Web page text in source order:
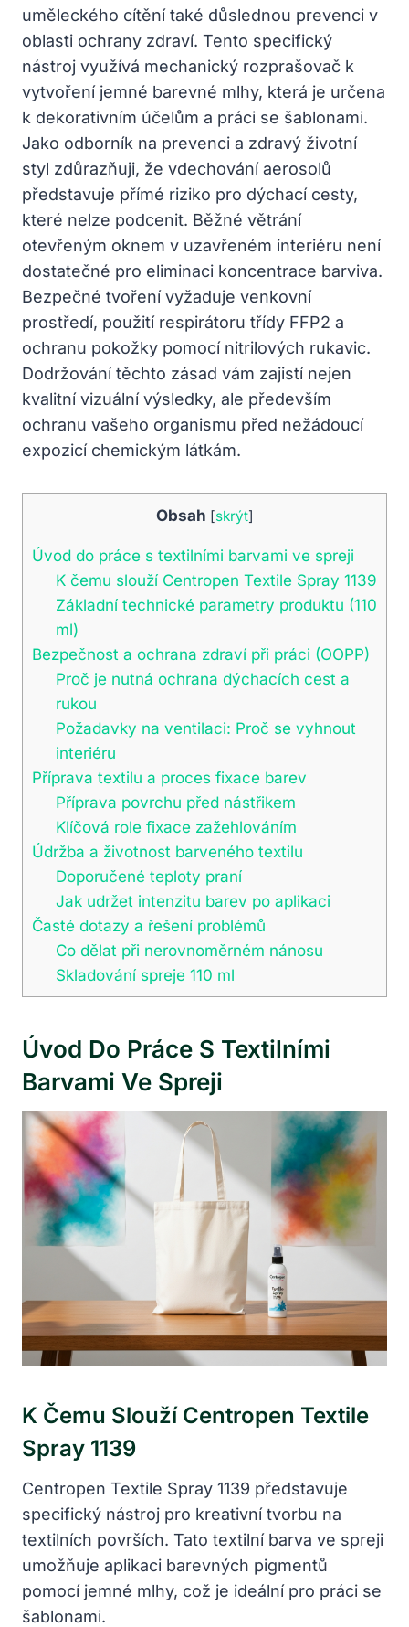
uměleckého cítění také důslednou prevenci v
oblasti ochrany zdraví. Tento specifický
nástroj využívá mechanický rozprašovač k
vytvoření jemné barevné mlhy, která je určena
k dekorativním účelům a práci se šablonami.
Jako odborník na prevenci a zdravý životní
styl zdůrazňuji, že vdechování aerosolů
představuje přímé riziko pro dýchací cesty,
které nelze podcenit. Běžné větrání
otevřeným oknem v uzavřeném interiéru není
dostatečné pro eliminaci koncentrace barviva.
Bezpečné tvoření vyžaduje venkovní
prostředí, použití respirátoru třídy FFP2 a
ochranu pokožky pomocí nitrilových rukavic.
Dodržování těchto zásad vám zajistí nejen
kvalitní vizuální výsledky, ale především
ochranu vašeho organismu před nežádoucí
expozicí chemickým látkám.
Obsah [skrýt]
Úvod do práce s textilními barvami ve spreji
K čemu slouží Centropen Textile Spray 1139
Základní technické parametry produktu (110
ml)
Bezpečnost a ochrana zdraví při práci (OOPP)
Proč je nutná ochrana dýchacích cest a
rukou
Požadavky na ventilaci: Proč se vyhnout
interiéru
Příprava textilu a proces fixace barev
Příprava povrchu před nástřikem
Klíčová role fixace zažehlováním
Údržba a životnost barveného textilu
Doporučené teploty praní
Jak udržet intenzitu barev po aplikaci
Časté dotazy a řešení problémů
Co dělat při nerovnoměrném nánosu
Skladování spreje 110 ml
Úvod Do Práce S Textilními
Barvami Ve Spreji
K Čemu Slouží Centropen Textile
Spray 1139
Centropen Textile Spray 1139 představuje
specifický nástroj pro kreativní tvorbu na
textilních površích. Tato textilní barva ve spreji
umožňuje aplikaci barevných pigmentů
pomocí jemné mlhy, což je ideální pro práci se
šablonami.